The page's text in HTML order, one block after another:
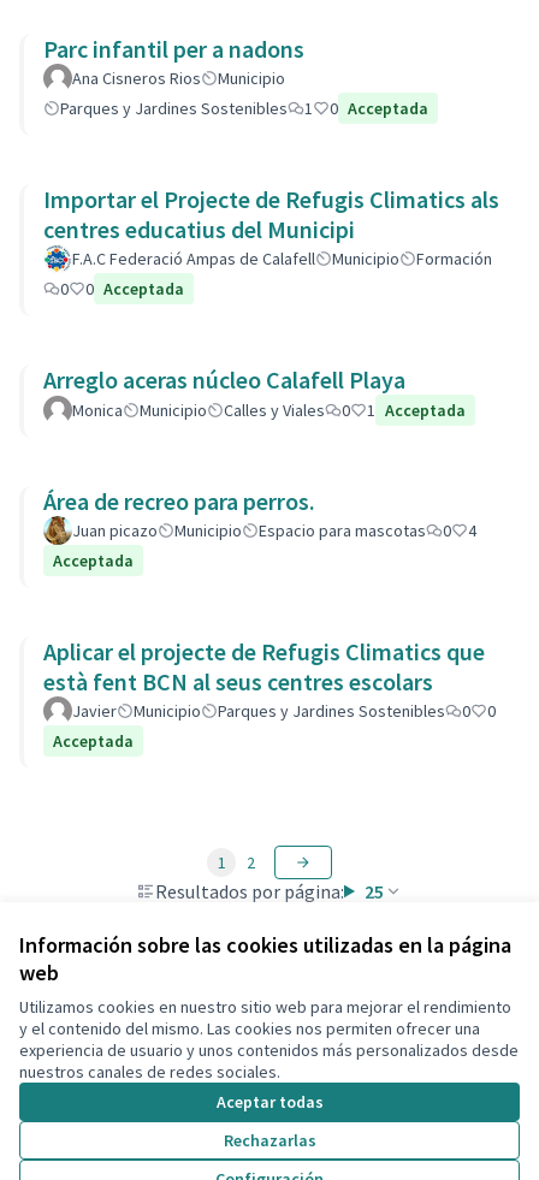
Información sobre las cookies utilizadas en la página
web
Utilizamos cookies en nuestro sitio web para mejorar el rendimiento
y el contenido del mismo. Las cookies nos permiten ofrecer una
experiencia de usuario y unos contenidos más personalizados desde
nuestros canales de redes sociales.
Aceptar todas
Rechazarlas
Parc infantil per a nadons
Ana Cisneros Rios
Municipio
Parques y Jardines Sostenibles
1 0 Acceptada
Importar el Projecte de Refugis Climatics als
centres educatius del Municipi
F.A.C Federació Ampas de Calafell Municipio
Formación
0
0 Acceptada
Arreglo aceras núcleo Calafell Playa
Monica Municipio Calles y Viales 0 1 Acceptada
Área de recreo para perros.
Juan picazo Municipio Espacio para mascotas 0
4
Acceptada
Aplicar el projecte de Refugis Climatics que
està fent BCN al seus centres escolars
Javier Municipio Parques y Jardines Sostenibles 0
0
Acceptada
Resultados por página: 25
1 2
Términos y condiciones de uso
Configuración de cookies
Decidim Calafell en X
(Enlace externo)
Decidim Calafell en Facebook
Decidim Calafell en YouTube
Decidim Calafell en GitHub
(Enlace externo)
Con licencia
(Enlace